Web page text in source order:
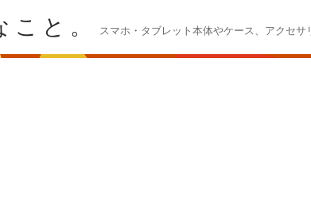
こと。 スマホ・タブレット本体やケース、アクセサ